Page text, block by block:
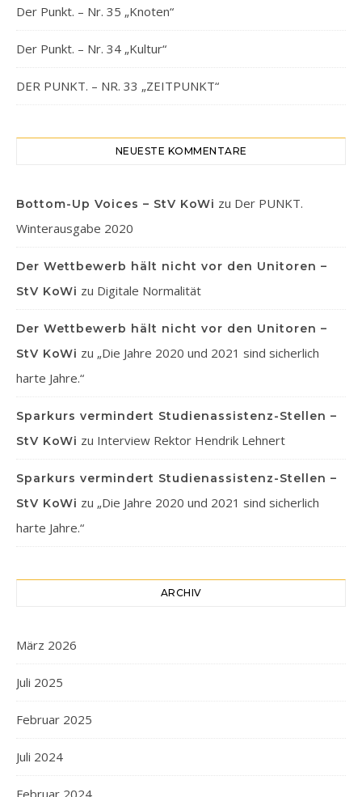
Der Punkt. – Nr. 35 „Knoten“
Der Punkt. – Nr. 34 „Kultur“
DER PUNKT. – NR. 33 „ZEITPUNKT“
NEUESTE KOMMENTARE
Bottom-Up Voices – StV KoWi zu Der PUNKT.
Winterausgabe 2020
Der Wettbewerb hält nicht vor den Unitoren –
StV KoWi zu Digitale Normalität
Der Wettbewerb hält nicht vor den Unitoren –
StV KoWi zu „Die Jahre 2020 und 2021 sind sicherlich
harte Jahre.“
Sparkurs vermindert Studienassistenz-Stellen –
StV KoWi zu Interview Rektor Hendrik Lehnert
Sparkurs vermindert Studienassistenz-Stellen –
StV KoWi zu „Die Jahre 2020 und 2021 sind sicherlich
harte Jahre.“
ARCHIV
März 2026
Juli 2025
Februar 2025
Juli 2024
Februar 2024